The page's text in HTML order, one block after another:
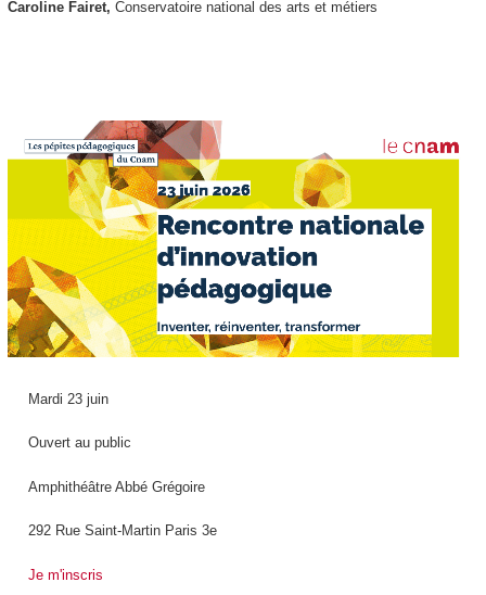
Caroline Fairet, Conservatoire national des arts et métiers
Mardi 23 juin
Ouvert au public
Amphithéâtre Abbé Grégoire
292 Rue Saint-Martin Paris 3e
Je m'inscris